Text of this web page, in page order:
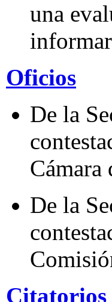
una
Oficios
De la
Cámara
De la
Citatorios